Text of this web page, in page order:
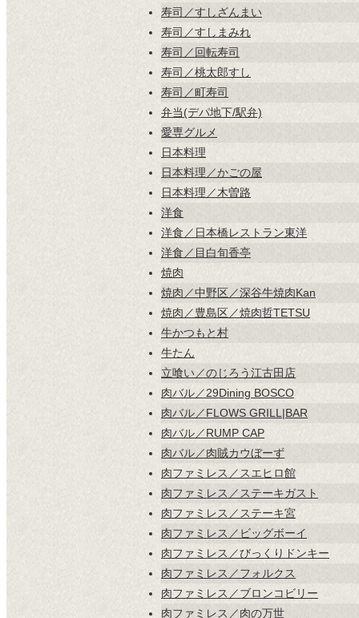
寿司／すしざんまい
寿司／すしまみれ
寿司／回転寿司
寿司／桃太郎すし
寿司／町寿司
弁当(デパ地下/駅弁)
愛専グルメ
日本料理
日本料理／かごの屋
日本料理／木曽路
洋食
洋食／日本橋レストラン東洋
洋食／目白旬香亭
焼肉
焼肉／中野区／深谷牛焼肉Kan
焼肉／豊島区／焼肉哲TETSU
牛かつもと村
牛たん
立喰い／のじろう江古田店
肉バル／29Dining BOSCO
肉バル／FLOWS GRILL|BAR
肉バル／RUMP CAP
肉バル／肉賊カウぼーず
肉ファミレス／スエヒロ館
肉ファミレス／ステーキガスト
肉ファミレス／ステーキ宮
肉ファミレス／ビッグボーイ
肉ファミレス／びっくりドンキー
肉ファミレス／フォルクス
肉ファミレス／ブロンコビリー
肉ファミレス／肉の万世